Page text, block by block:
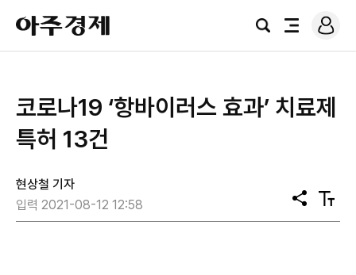
아
주
경
검
전
로
그
​코로나19 ‘항바이러스 효과’ 치료제
특허 13건
현상철 기자
입력 2021-08-12 12:58
공
유
텍
스